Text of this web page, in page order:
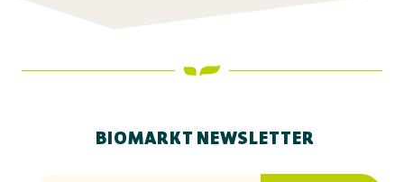
BIOMARKT NEWSLETTER